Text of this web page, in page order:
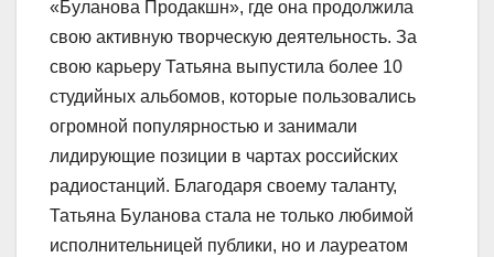
«Буланова Продакшн», где она продолжила
свою активную творческую деятельность. За
свою карьеру Татьяна выпустила более 10
студийных альбомов, которые пользовались
огромной популярностью и занимали
лидирующие позиции в чартах российских
радиостанций. Благодаря своему таланту,
Татьяна Буланова стала не только любимой
исполнительницей публики, но и лауреатом